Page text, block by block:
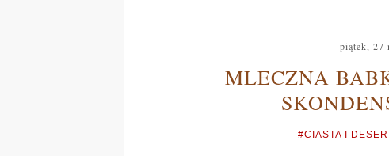
piątek, 27
MLECZNA
#CIASTA I